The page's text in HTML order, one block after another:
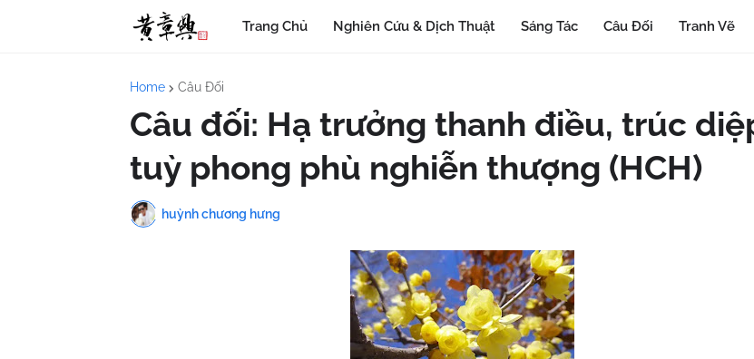
Trang Chủ Nghiên Cứu & Dịch Thuật Sáng Tác Câu Đối Tranh Vẽ
Home Câu Đối
Câu đối: Hạ trưởng thanh điều, trúc
tuỳ phong phù nghiễn thượng (HCH)
huỳnh chương hưng